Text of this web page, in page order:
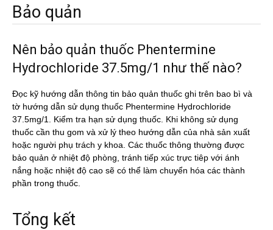
Bảo quản
Nên bảo quản thuốc Phentermine
Hydrochloride 37.5mg/1 như thế nào?
Đọc kỹ hướng dẫn thông tin bảo quản thuốc ghi trên bao bì và
tờ hướng dẫn sử dụng thuốc Phentermine Hydrochloride
37.5mg/1. Kiểm tra hạn sử dụng thuốc. Khi không sử dụng
thuốc cần thu gom và xử lý theo hướng dẫn của nhà sản xuất
hoặc người phụ trách y khoa. Các thuốc thông thường được
bảo quản ở nhiệt độ phòng, tránh tiếp xúc trực tiêp với ánh
nắng hoặc nhiệt độ cao sẽ có thể làm chuyển hóa các thành
phần trong thuốc.
Tổng kết